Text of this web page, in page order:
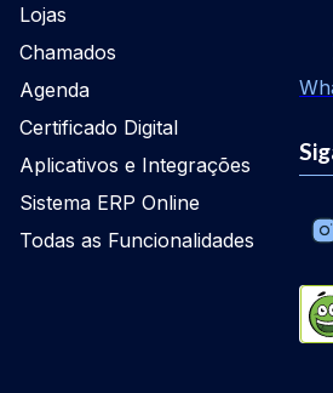
Lojas
Chamados
Agenda
Certificado Digital
Aplicativos e Integrações
Sistema ERP Online
Todas as Funcionalidades